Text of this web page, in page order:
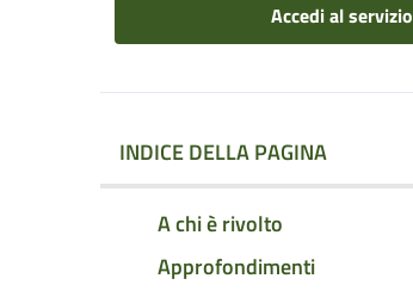
Accedi al servizio
INDICE DELLA PAGINA
A chi è rivolto
Approfondimenti